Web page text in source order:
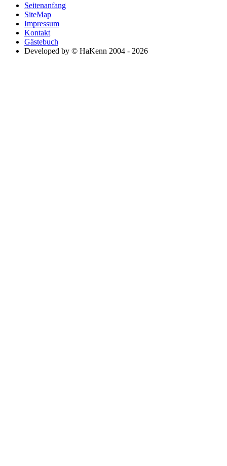
Seitenanfang
SiteMap
Impressum
Kontakt
Gästebuch
Developed by © HaKenn 2004 - 2026